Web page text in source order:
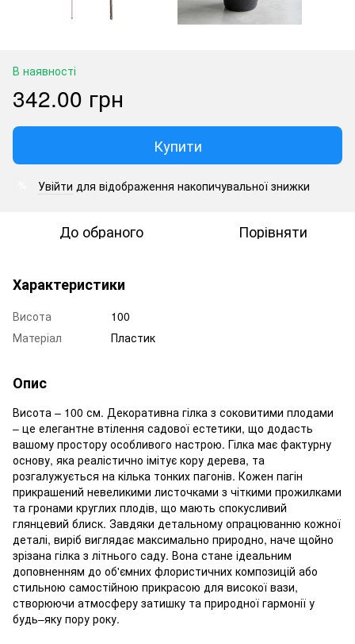
В наявності
342.00 грн
Купити
Увійти для відображення накопичувальної знижки
До обраного Порівняти
Характеристики
Висота
100
Матеріал
Пластик
Опис
Висота – 100 см. Декоративна гілка з соковитими плодами
– це елегантне втілення садової естетики, що додасть
вашому простору особливого настрою. Гілка має фактурну
основу, яка реалістично імітує кору дерева, та
розгалужується на кілька тонких пагонів. Кожен пагін
прикрашений невеликими листочками з чіткими прожилками
та гронами круглих плодів, що мають спокусливий
глянцевий блиск. Завдяки детальному опрацюванню кожної
деталі, виріб виглядає максимально природно, наче щойно
зрізана гілка з літнього саду. Вона стане ідеальним
доповненням до об'ємних флористичних композицій або
стильною самостійною прикрасою для високої вази,
створюючи атмосферу затишку та природної гармонії у
будь–яку пору року.